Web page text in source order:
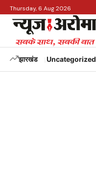
Thursday, 6 Aug 2026
झारखंड Uncategorized